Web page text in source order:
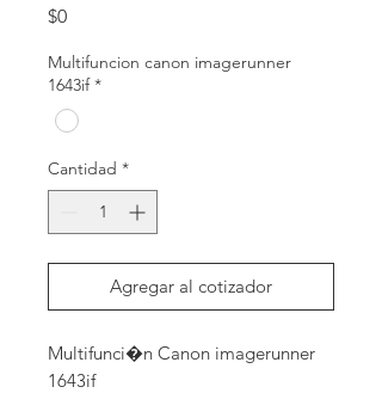
$0Precio
Multifuncion canon imagerunner
1643if *
Cantidad *
Agregar al cotizador
Multifunci�n Canon imagerunner
1643if